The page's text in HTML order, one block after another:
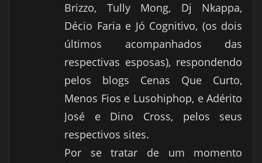
Brizzo, Tully Mong, Dj Nkappa,
Décio Faria e Jó Cognitivo, (os dois
últimos acompanhados das
respectivas esposas), respondendo
pelos blogs Cenas Que Curto,
Menos Fios e Lusohiphop, e Adérito
José e Dino Cross, pelos seus
respectivos sites.
Por se tratar de um momento